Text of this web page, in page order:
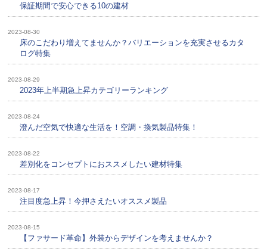
保証期間で安心できる10の建材
2023-08-30
床のこだわり増えてませんか？バリエーションを充実させるカタ
ログ特集
2023-08-29
2023年上半期急上昇カテゴリーランキング
2023-08-24
澄んだ空気で快適な生活を！空調・換気製品特集！
2023-08-22
差別化をコンセプトにおススメしたい建材特集
2023-08-17
注目度急上昇！今押さえたいオススメ製品
2023-08-15
【ファサード革命】外装からデザインを考えませんか？